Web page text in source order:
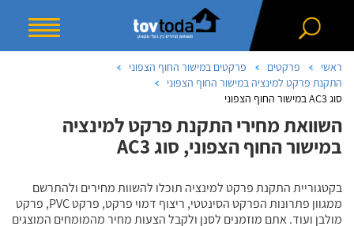
ראשי פרקטים
פרקטים במישור החוף הצפוני
התקנת פרקט למינציה במישור החוף הצפוני
סוג AC3 במישור החוף הצפוני
השוואת מחירי התקנת פרקט למינציה
במישור החוף הצפוני, סוג AC3
בקטגוריית התקנת פרקט למינציה תוכלו להשוות מחירים ולהתרשם
ממגוון פתרונות הפרקט הסינטטי, ריצוף דמוי פרקט, פרקט PVC, פרקט
מולבן ועוד. אתם מוזמנים לסנן ולקבל הצעות מחיר מהמומחים המוצגים